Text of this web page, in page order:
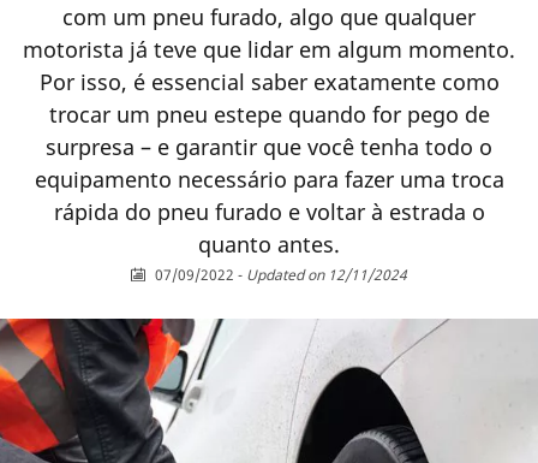
com um pneu furado, algo que qualquer
motorista já teve que lidar em algum momento.
Por isso, é essencial saber exatamente como
trocar um pneu estepe quando for pego de
surpresa – e garantir que você tenha todo o
equipamento necessário para fazer uma troca
rápida do pneu furado e voltar à estrada o
quanto antes.
07/09/2022 - Updated on 12/11/2024